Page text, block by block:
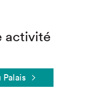
activité